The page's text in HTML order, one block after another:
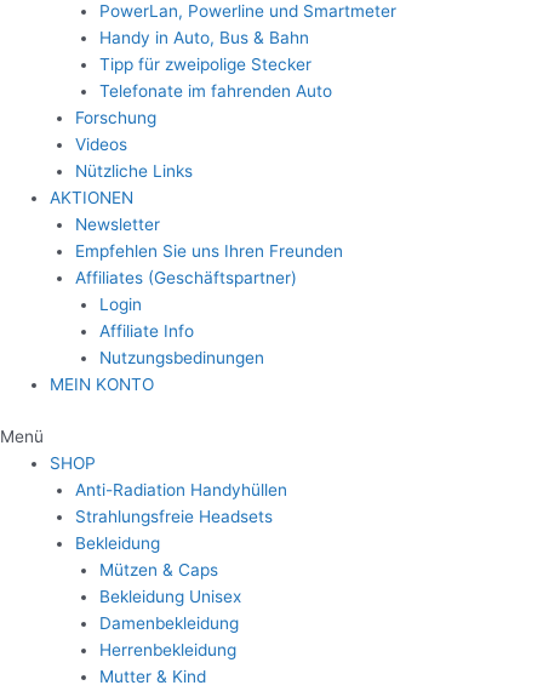
PowerLan, Powerline und Smartmeter
Handy in Auto, Bus & Bahn
Tipp für zweipolige Stecker
Telefonate im fahrenden Auto
Forschung
Videos
Nützliche Links
AKTIONEN
Newsletter
Empfehlen Sie uns Ihren Freunden
Affiliates (Geschäftspartner)
Login
Affiliate Info
Nutzungsbedinungen
MEIN KONTO
Menü
SHOP
Anti-Radiation Handyhüllen
Strahlungsfreie Headsets
Bekleidung
Mützen & Caps
Bekleidung Unisex
Damenbekleidung
Herrenbekleidung
Mutter & Kind